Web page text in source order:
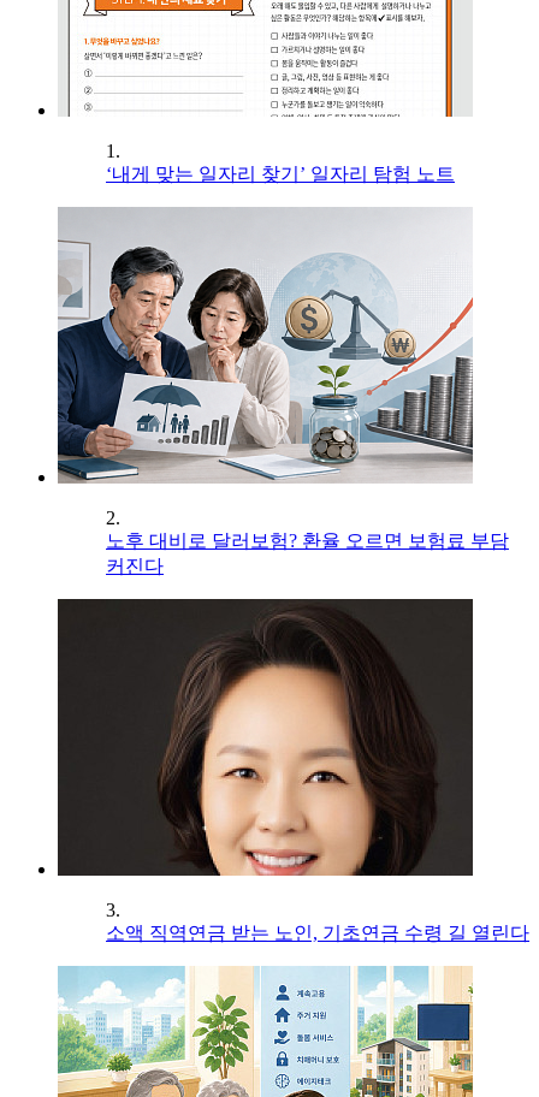
1.
‘내게 맞는 일자리 찾기’ 일자리 탐험 노트
2.
노후 대비로 달러보험? 환율 오르면 보험료 부담
커진다
3.
소액 직역연금 받는 노인, 기초연금 수령 길 열린다